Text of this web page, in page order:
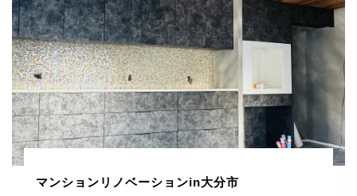
マンションリノベーションはいよいよ最終段階です。 毛足の
長いカーペットを施工。 カーペット工事は職人さんの数も少
なくなっており、 貴重な技術です。綺麗に仕上げていただき
ありがとうございました。 トーヨーキッチンも施工が終わり
一安心。 圧倒的な存在感です。 細心の注意を払っての作業
で最後まで緊張感がありました。 残すはメンテ […]
マンションリノベーションin大分市